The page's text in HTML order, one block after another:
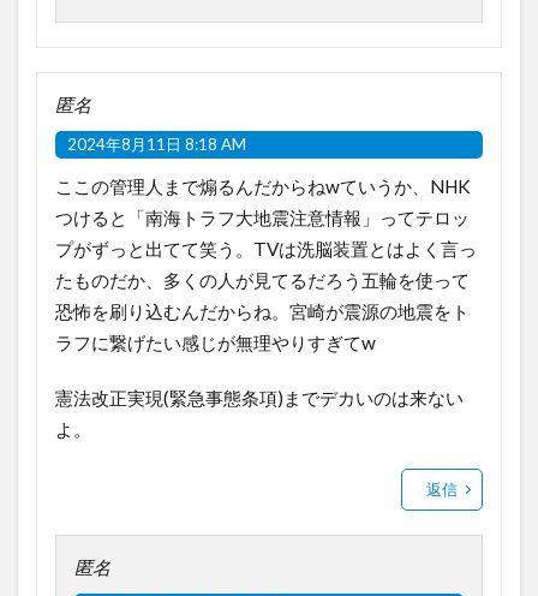
匿名
2024年8月11日 8:18 AM
ここの管理人まで煽るんだからねwていうか、NHK
つけると「南海トラフ大地震注意情報」ってテロッ
プがずっと出てて笑う。TVは洗脳装置とはよく言っ
たものだか、多くの人が見てるだろう五輪を使って
恐怖を刷り込むんだからね。宮崎が震源の地震をト
ラフに繋げたい感じが無理やりすぎてw
憲法改正実現(緊急事態条項)までデカいのは来ない
よ。
返信
匿名